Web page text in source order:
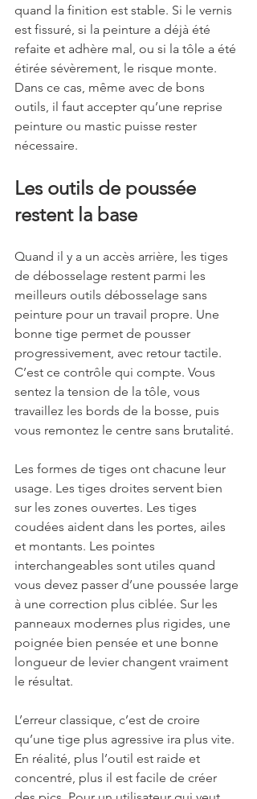
quand la finition est stable. Si le vernis
est fissuré, si la peinture a déjà été
refaite et adhère mal, ou si la tôle a été
étirée sévèrement, le risque monte.
Dans ce cas, même avec de bons
outils, il faut accepter qu’une reprise
peinture ou mastic puisse rester
nécessaire.
Les outils de poussée
restent la base
Quand il y a un accès arrière, les tiges
de débosselage restent parmi les
meilleurs outils débosselage sans
peinture pour un travail propre. Une
bonne tige permet de pousser
progressivement, avec retour tactile.
C’est ce contrôle qui compte. Vous
sentez la tension de la tôle, vous
travaillez les bords de la bosse, puis
vous remontez le centre sans brutalité.
Les formes de tiges ont chacune leur
usage. Les tiges droites servent bien
sur les zones ouvertes. Les tiges
coudées aident dans les portes, ailes
et montants. Les pointes
interchangeables sont utiles quand
vous devez passer d’une poussée large
à une correction plus ciblée. Sur les
panneaux modernes plus rigides, une
poignée bien pensée et une bonne
longueur de levier changent vraiment
le résultat.
L’erreur classique, c’est de croire
qu’une tige plus agressive ira plus vite.
En réalité, plus l’outil est raide et
concentré, plus il est facile de créer